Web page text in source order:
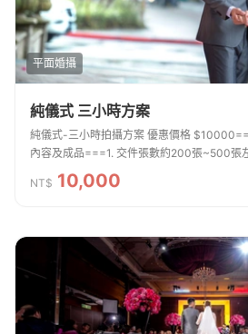
平面婚攝
純儀式 三小時方案
純儀式-三小時拍攝方案 優惠價格 $10000===純儀式-三小時拍攝-服務
內容及成品===1. 交件張數約200張~500張
攝檔案全給2. 所有交件照片皆會後製調整精
溫、色調、銳...
NT$ 10,000